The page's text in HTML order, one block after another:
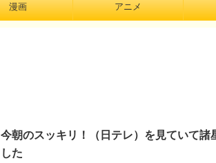
漫画 アニメ
今朝のスッキリ！（日テレ）を見ていて
した